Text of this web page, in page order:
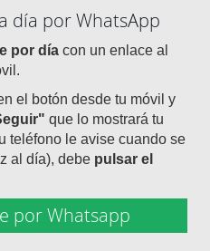
día por WhatsApp
por día con un enlace al
el botón desde tu móvil y
que lo mostrará tu
teléfono le avise cuando se
al día), debe pulsar el
por Whatsapp